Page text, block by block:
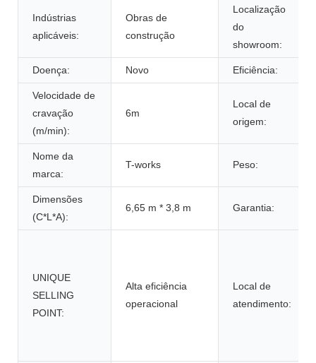
Indústrias
aplicáveis:
Obras de
construção
Localização
do
showroom:
Doença: Novo Eficiência:
Velocidade de
cravação
(m/min):
6m
Local de
origem:
Nome da
marca:
T-works Peso:
Dimensões
(C*L*A):
6,65 m * 3,8 m Garantia:
UNIQUE
SELLING
POINT:
Alta eficiência
operacional
Local de
atendimento: